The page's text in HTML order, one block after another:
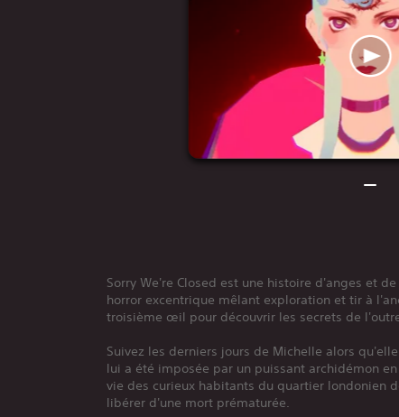
Sorry We're Closed est une histoire d'anges et
horror excentrique mêlant exploration et tir à
troisième œil pour découvrir les secrets de
Suivez les derniers jours de Michelle alors
lui a été imposée par un puissant archidémon
vie des curieux habitants du quartier londonien
libérer d'une mort prématurée.